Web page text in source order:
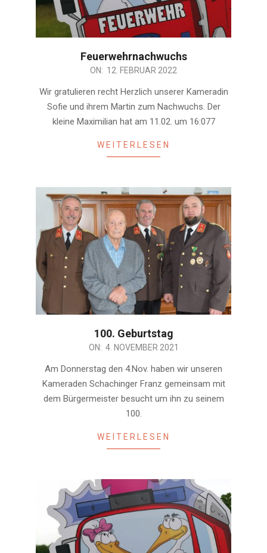
Feuerwehrnachwuchs
ON: 12. FEBRUAR 2022
Wir gratulieren recht Herzlich unserer Kameradin
Sofie und ihrem Martin zum Nachwuchs. Der
kleine Maximilian hat am 11.02. um 16:077
WEITERLESEN
100. Geburtstag
ON: 4. NOVEMBER 2021
Am Donnerstag den 4.Nov. haben wir unseren
Kameraden Schachinger Franz gemeinsam mit
dem Bürgermeister besucht um ihn zu seinem
100.
WEITERLESEN